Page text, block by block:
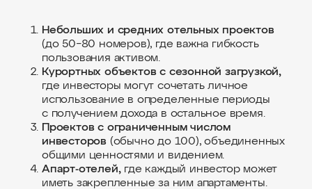
Небольших и средних отельных проектов
(до 50−80 номеров), где важна гибкость
пользования активом.
Курортных объектов с сезонной загрузкой,
где инвесторы могут сочетать личное
использование в определенные периоды
с получением дохода в остальное время.
Проектов с ограниченным числом
инвесторов (обычно до 100), объединенных
общими ценностями и видением.
Апарт-отелей,где каждый инвестор может
иметь закрепленные за ним апартаменты.